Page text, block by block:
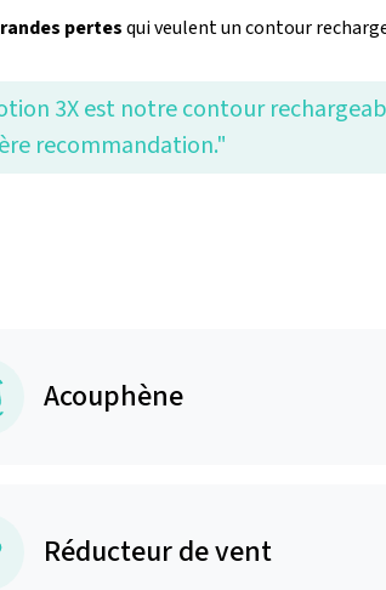
pertesqui veulent un contour
3X est notre contour
recommandation."
Acouphène
Réducteur de vent